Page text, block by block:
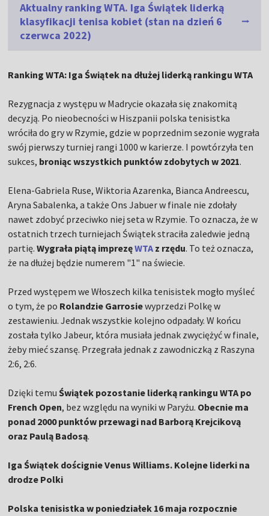
Aktualny ranking WTA. Iga Świątek liderką
klasyfikacji tenisa kobiet (stan na dzień 6
czerwca 2022)
Ranking WTA: Iga Świątek na dłużej liderką rankingu WTA
Rezygnacja z występu w Madrycie okazała się znakomitą
decyzją. Po nieobecności w Hiszpanii polska tenisistka
wróciła do gry w Rzymie, gdzie w poprzednim sezonie wygrała
swój pierwszy turniej rangi 1000 w karierze. I powtórzyła ten
sukces, broniąc wszystkich punktów zdobytych w 2021.
Elena-Gabriela Ruse, Wiktoria Azarenka, Bianca Andreescu,
Aryna Sabalenka, a także Ons Jabuer w finale nie zdołały
nawet zdobyć przeciwko niej seta w Rzymie. To oznacza, że w
ostatnich trzech turniejach Świątek straciła zaledwie jedną
partię.Wygrała piątą imprezęWTA z rzędu. To też oznacza,
że na dłużej będzie numerem "1" na świecie.
Przed występem we Włoszech kilka tenisistek mogło myśleć
o tym, że po Rolandzie Garrosiewyprzedzi Polkę w
zestawieniu. Jednak wszystkie kolejno odpadały. W końcu
została tylko Jabeur, która musiała jednak zwyciężyć w finale,
żeby mieć szansę. Przegrała jednak z zawodniczką z Raszyna
2:6, 2:6.
Dzięki temuŚwiątek pozostanie liderką rankingu WTA po
French Open, bez względu na wyniki w Paryżu. Obecnie ma
ponad 2000 punktów przewagi nad Barborą Krejcikovą
oraz Paulą Badosą.
Iga Świątek doścignie Venus Williams. Kolejne liderki na
drodze Polki
Polska tenisistka w poniedziałek 16 maja rozpocznie